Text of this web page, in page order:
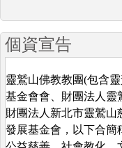
個資宣告
靈鷲山佛教教團(包含
基金會會、財團法人靈
財團法人新北市靈鷲
發展基金會，以下合簡